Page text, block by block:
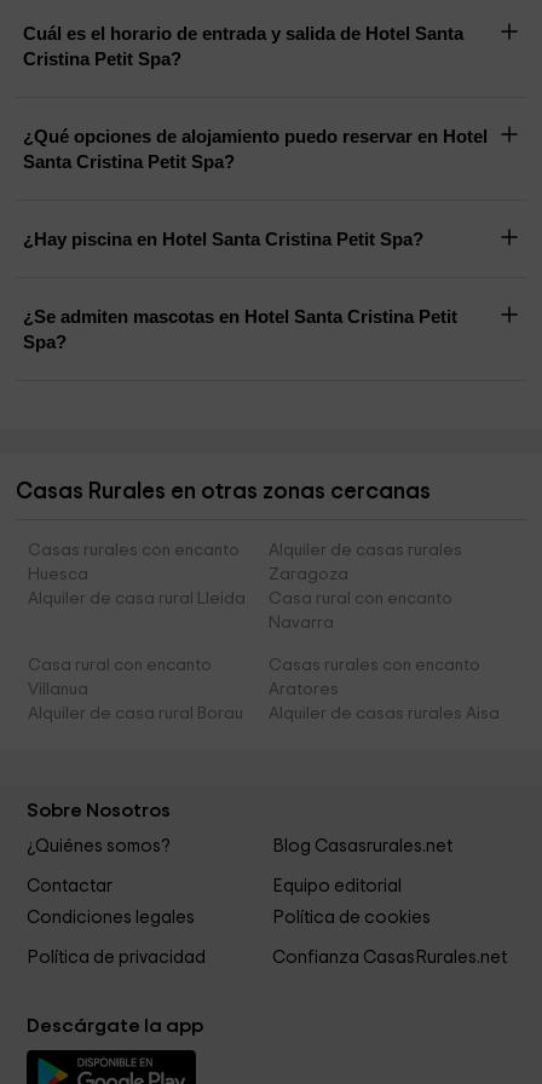
Cuál es el horario de entrada y salida de Hotel Santa
Cristina Petit Spa?
¿Qué opciones de alojamiento puedo reservar en Hotel
Santa Cristina Petit Spa?
¿Hay piscina en Hotel Santa Cristina Petit Spa?
¿Se admiten mascotas en Hotel Santa Cristina Petit
Spa?
Casas Rurales en otras zonas cercanas
Casas rurales con encanto
Huesca
Alquiler de casas rurales
Zaragoza
Alquiler de casa rural Lleida
Casa rural con encanto
Navarra
Casa rural con encanto
Villanua
Casas rurales con encanto
Aratores
Alquiler de casa rural Borau
Alquiler de casas rurales Aisa
Sobre Nosotros
¿Quiénes somos? Blog Casasrurales.net
Contactar
Equipo editorial
Condiciones legales
Política de cookies
Política de privacidad Confianza CasasRurales.net
Descárgate la app